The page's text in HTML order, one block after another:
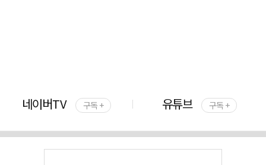
네이버TV 구독 + 유튜브 구독 +